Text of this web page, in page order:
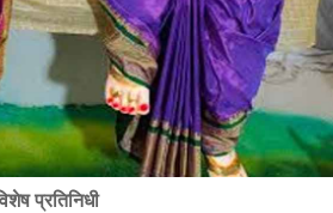
प्रतिनिधी